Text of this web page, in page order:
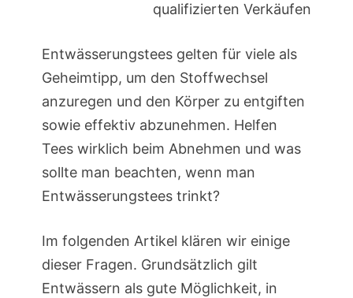
qualifizierten Verkäufen
Entwässerungstees gelten für viele als
Geheimtipp, um den Stoffwechsel
anzuregen und den Körper zu entgiften
sowie effektiv abzunehmen. Helfen
Tees wirklich beim Abnehmen und was
sollte man beachten, wenn man
Entwässerungstees trinkt?
Im folgenden Artikel klären wir einige
dieser Fragen. Grundsätzlich gilt
Entwässern als gute Möglichkeit, in